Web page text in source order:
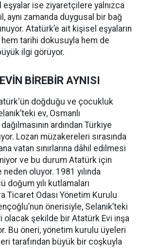
eşyalar ise ziyaretçilere yalnızca
aynı zamanda duygusal bir bağ
Atatürk’e ait kişisel eşyaların
tarihi dokusuyla hem de
ilgi görüyor.
BİREBİR AYNISI
doğduğu ve çocukluk
ev, Osmanlı
ardından Türkiye
Lozan müzakereleri sırasında
vatan sınırlarına dâhil edilmesi
ve bu durum Atatürk için
oluyor. 1981 yılında
doğum yılı kutlamaları
Ticaret Odası Yönetim Kurulu
önerisiyle, Selanik’teki
olacak şekilde bir Atatürk Evi inşa
Bu öneri, yönetim kurulu üyeleri
tarafından büyük bir coşkuyla